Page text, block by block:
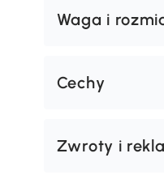
Waga i
Cechy
Zwroty i